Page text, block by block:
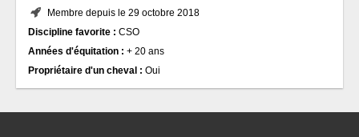
Membre depuis le 29 octobre 2018
Discipline favorite : CSO
Années d'équitation : + 20 ans
Propriétaire d'un cheval : Oui